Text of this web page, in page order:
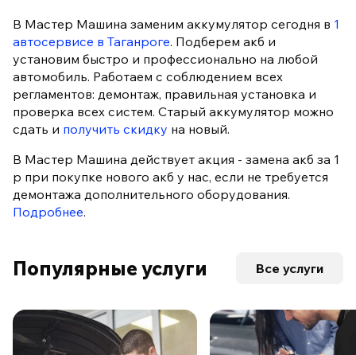
В Мастер Машина заменим аккумулятор сегодня в 1
автосервисе в Таганроге. Подберем акб и
установим быстро и профессионально на любой
автомобиль. Работаем с соблюдением всех
регламентов: демонтаж, правильная установка и
проверка всех систем. Старый аккумулятор можно
сдать и получить скидку на новый.
В Мастер Машина действует акция - замена акб за 1
р при покупке нового акб у нас, если не требуется
демонтажа дополнительного оборудования.
Подробнее.
Популярные услуги Все услуги